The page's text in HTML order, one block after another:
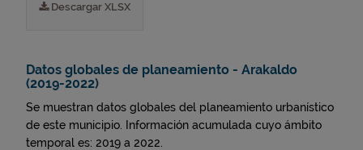
Descargar XLSX
Datos globales de planeamiento - Arakaldo
(2019-2022)
Se muestran datos globales del planeamiento urbanístico
de este municipio. Información acumulada cuyo ámbito
temporal es: 2019 a 2022.